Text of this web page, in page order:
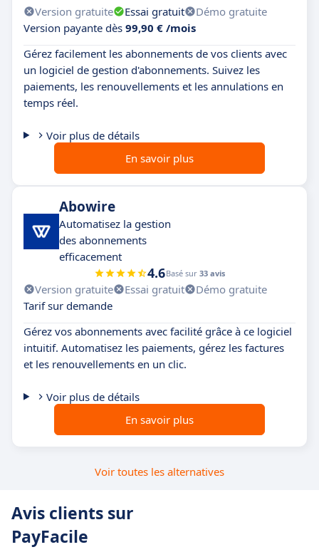
Version gratuite Essai gratuit
Démo gratuite
Version payante dès 99,90 € /mois
Gérez facilement les abonnements de vos clients avec
un logiciel de gestion d'abonnements. Suivez les
paiements, les renouvellements et les annulations en
temps réel.
Voir plus de détails
En savoir plus
Abowire
Automatisez la gestion
des abonnements
efficacement
4.6Basé sur 33 avis
Version gratuite Essai gratuit
Démo gratuite
Tarif sur demande
Gérez vos abonnements avec facilité grâce à ce logiciel
intuitif. Automatisez les paiements, gérez les factures
et les renouvellements en un clic.
Voir plus de détails
En savoir plus
Voir toutes les alternatives
Avis clients sur
PayFacile